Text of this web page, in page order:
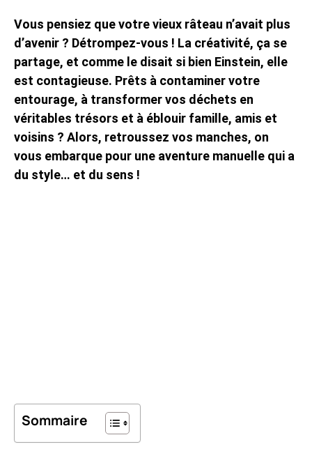
Vous pensiez que votre vieux râteau n’avait plus
d’avenir ? Détrompez-vous ! La créativité, ça se
partage, et comme le disait si bien Einstein, elle
est contagieuse. Prêts à contaminer votre
entourage, à transformer vos déchets en
véritables trésors et à éblouir famille, amis et
voisins ? Alors, retroussez vos manches, on
vous embarque pour une aventure manuelle qui a
du style… et du sens !
Sommaire